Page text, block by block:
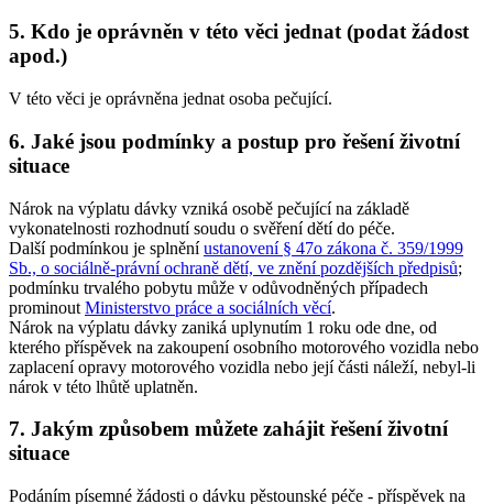
5. Kdo je oprávněn v této věci jednat (podat žádost
apod.)
V této věci je oprávněna jednat osoba pečující.
6. Jaké jsou podmínky a postup pro řešení životní
situace
Nárok na výplatu dávky vzniká osobě pečující na základě
vykonatelnosti rozhodnutí soudu o svěření dětí do péče.
Další podmínkou je splněníustanovení § 47o zákona č. 359/1999
Sb., o sociálně-právní ochraně dětí, ve znění pozdějších předpisů;
podmínku trvalého pobytu může v odůvodněných případech
prominout Ministerstvo práce a sociálních věcí.
Nárok na výplatu dávky zaniká uplynutím 1 roku ode dne, od
kterého příspěvek na zakoupení osobního motorového vozidla nebo
zaplacení opravy motorového vozidla nebo její části náleží, nebyl-li
nárok v této lhůtě uplatněn.
7. Jakým způsobem můžete zahájit řešení životní
situace
Podáním písemné žádosti o dávku pěstounské péče - příspěvek na